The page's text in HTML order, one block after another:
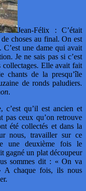
Jean-Félix : C’était
choses au final. On est
C’est une dame qui avait
Je ne sais pas si c’est
Elle avait fait
chants de la presqu’île
de ronds paludiers.
.
c’est qu’il est ancien et
pas ceux qu’on retrouve
été collectés et dans la
nous, travailler sur ce
une deuxième fois le
gagné un plat découpeur
sommes dit : « On va
A chaque fois, ils nous